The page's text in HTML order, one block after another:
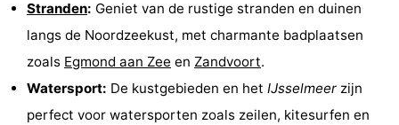
Stranden: Geniet van de rustige stranden en duinen
langs de Noordzeekust, met charmante badplaatsen
zoals Egmond aan Zee en Zandvoort.
Watersport: De kustgebieden en het IJsselmeer zijn
perfect voor watersporten zoals zeilen, kitesurfen en